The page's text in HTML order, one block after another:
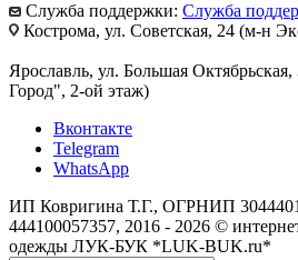
Служба поддержки: Служба
Кострома, ул. Советская, 24 (м-н
Ярославль, ул. Большая
Город", 2-ой этаж)
Вконтакте
Telegram
WhatsApp
ИП Ковригина Т.Г., ОГРНИП
444100057357, 2016 - 2026 ©
одежды ЛУК-БУК *LUK-BUK.ru*